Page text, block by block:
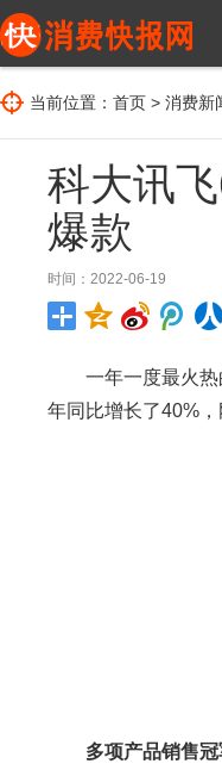
当前位置： 首页 > 消费新
科大讯
爆款
时间：2022-06-19
一年一度最火热的
年同比增长了40%
多项产品销售